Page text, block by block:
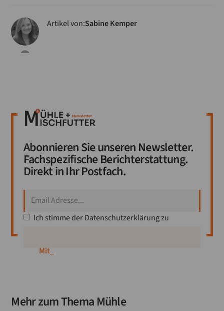
Artikel von:Sabine Kemper
Abonnieren Sie unseren Newsletter.
Fachspezifische Berichterstattung.
Direkt in Ihr Postfach.
Ich stimme derDatenschutzerklärungzu
Mitglied werden
Mehr zum Thema Mühle